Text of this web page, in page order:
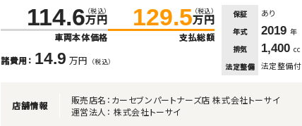
114.6 （税込）
万円
車両本体価格
129.5 （税込）
万円
支払総額
諸費用： 14.9 万円 （税込）
保証 あり
年式 2019 年
排気
1,400 cc
法定整備 法定整備付
店舗情報
販売店名：カーセブンパートナーズ店 株式会社トーサイ
運営法人： 株式会社トーサイ